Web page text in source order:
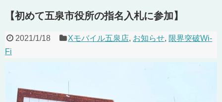
【初めて五泉市役所の指名入札に参加】
2021/1/18 Xモバイル五泉店, お知らせ, 限界突破Wi-
Fi